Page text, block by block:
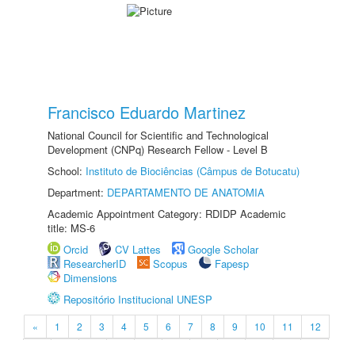
Francisco Eduardo Martinez
National Council for Scientific and Technological
Development (CNPq) Research Fellow - Level B
School: Instituto de Biociências (Câmpus de Botucatu)
Department: DEPARTAMENTO DE ANATOMIA
Academic Appointment Category: RDIDP Academic
title: MS-6
Orcid
CV Lattes
Google Scholar
ResearcherID
Scopus
Fapesp
Dimensions
Repositório Institucional UNESP
« 1 2 3 4 5 6 7 8 9 10 11
12